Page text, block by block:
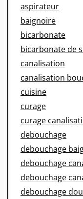
aspirateur
baignoire
bicarbonate
bicarbonate de
canalisation
canalisation
cuisine
curage
curage
debouchage
debouchage
debouchage
debouchage
debouchage